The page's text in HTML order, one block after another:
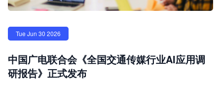
Tue Jun 30 2026
中国广电联合会《全国交通传媒行业AI应用调
研报告》正式发布